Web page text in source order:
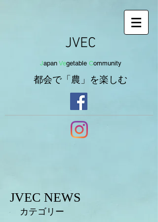
JVEC
Japan Vegetable Community
都会で「農」を楽しむ
JVEC NEWS
カテゴリー